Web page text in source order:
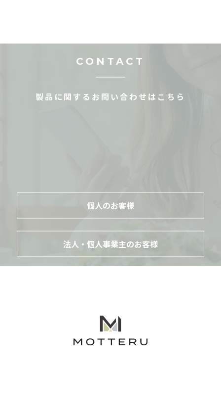
CONTACT
製品に関するお問い合わせはこちら
個人のお客様
法人・個人事業主のお客様